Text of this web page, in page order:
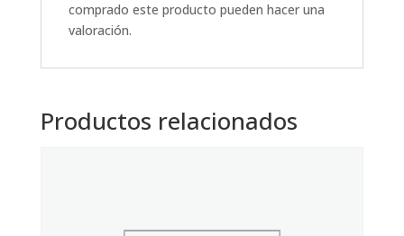
comprado este producto pueden hacer una
valoración.
Productos relacionados